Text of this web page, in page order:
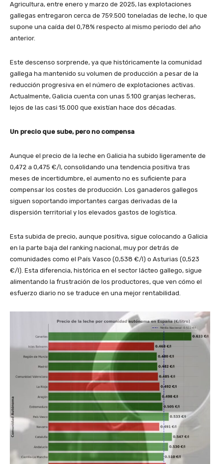
Agricultura, entre enero y marzo de 2025, las explotaciones
gallegas entregaron cerca de 759.500 toneladas de leche, lo que
supone una caída del 0,78% respecto al mismo periodo del año
anterior.
Este descenso sorprende, ya que históricamente la comunidad
gallega ha mantenido su volumen de producción a pesar de la
reducción progresiva en el número de explotaciones activas.
Actualmente, Galicia cuenta con unas 5.100 granjas lecheras,
lejos de las casi 15.000 que existían hace dos décadas.
Un precio que sube, pero no compensa
Aunque el precio de la leche en Galicia ha subido ligeramente de
0,472 a 0,475 €/l, consolidando una tendencia positiva tras
meses de incertidumbre, el aumento no es suficiente para
compensar los costes de producción. Los ganaderos gallegos
siguen soportando importantes cargas derivadas de la
dispersión territorial y los elevados gastos de logística.
Esta subida de precio, aunque positiva, sigue colocando a Galicia
en la parte baja del ranking nacional, muy por detrás de
comunidades como el País Vasco (0,538 €/l) o Asturias (0,523
€/l). Esta diferencia, histórica en el sector lácteo gallego, sigue
alimentando la frustración de los productores, que ven cómo el
esfuerzo diario no se traduce en una mejor rentabilidad.